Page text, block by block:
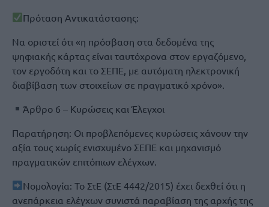
Πρόταση Αντικατάστασης:
Να οριστεί ότι «η πρόσβαση στα δεδομένα της
ψηφιακής κάρτας είναι ταυτόχρονα στον εργαζόμενο,
τον εργοδότη και το ΣΕΠΕ, με αυτόματη ηλεκτρονική
διαβίβαση των στοιχείων σε πραγματικό χρόνο».
Άρθρο 6 – Κυρώσεις και Έλεγχοι
Παρατήρηση: Οι προβλεπόμενες κυρώσεις χάνουν την
αξία τους χωρίς ενισχυμένο ΣΕΠΕ και μηχανισμό
πραγματικών επιτόπιων ελέγχων.
Νομολογία: Το ΣτΕ (ΣτΕ 4442/2015) έχει δεχθεί ότι η
ανεπάρκεια ελέγχων συνιστά παραβίαση της αρχής της